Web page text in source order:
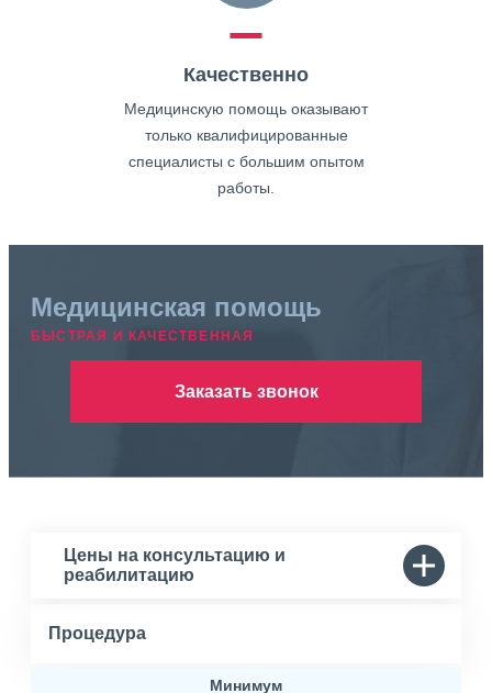
Качественно
Медицинскую помощь оказывают
только квалифицированные
специалисты с большим опытом
работы.
Медицинская помощь
БЫСТРАЯ И КАЧЕСТВЕННАЯ
Заказать звонок
Цены на консультацию и
реабилитацию
Процедура
Минимум